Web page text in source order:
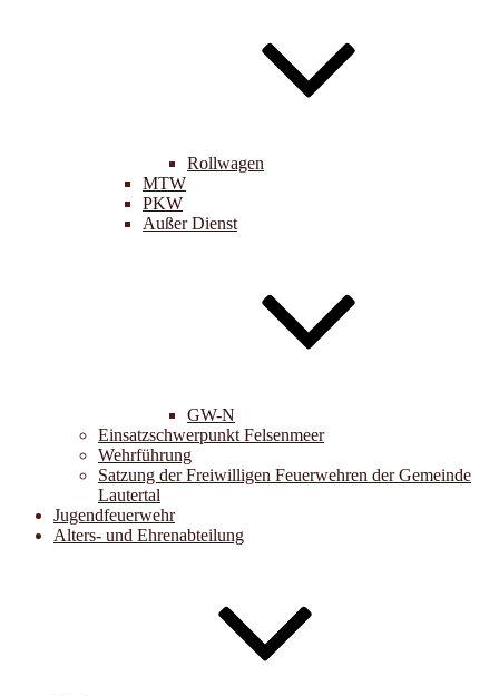
Rollwagen
MTW
PKW
Außer Dienst
GW-N
Einsatzschwerpunkt Felsenmeer
Wehrführung
Satzung der Freiwilligen Feuerwehren der Gemeinde
Lautertal
Jugendfeuerwehr
Alters- und Ehrenabteilung